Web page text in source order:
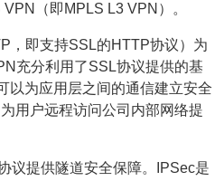
（即MPLS L3 VPN）。
，即支持SSL的HTTP协议）为
充分利用了SSL协议提供的基
以为应用层之间的通信建立安全
用户远程访问公司内部网络提
议提供隧道安全保障。IPSec是